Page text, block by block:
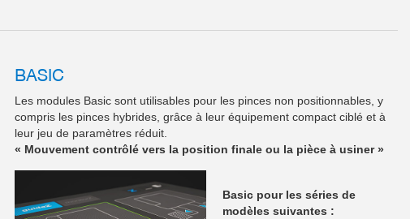
BASIC
Les modules Basic sont utilisables pour les pinces non positionnables, y
compris les pinces hybrides, grâce à leur équipement compact ciblé et à
leur jeu de paramètres réduit.
« Mouvement contrôlé vers la position finale ou la pièce à usiner »
Basic pour les séries de
modèles suivantes :